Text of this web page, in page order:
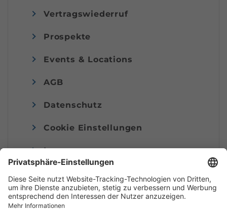
Vertragswiederruf
Prospekte
Events & Locations
AGB
Datenschutz
Cookie Einstellungen
Impressum